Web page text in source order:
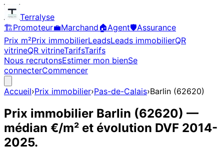
Terralyse
🏗️Promoteur💼Marchand🏠Agent🛡️Assurance
Prix m²Prix immobilierLeadsLeads immobilierQR
vitrineQR vitrineTarifsTarifs
Nous recrutonsEstimer mon bienSe
connecterCommencer
Accueil›Prix immobilier›Pas-de-Calais›Barlin (62620)
Prix immobilier Barlin (62620) —
médian €/m² et évolution DVF 2014-
2025.